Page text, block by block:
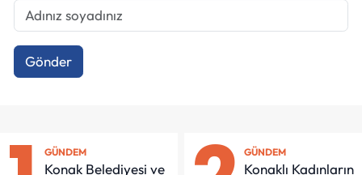
Gönder
GÜNDEM
Konak Belediyesi ve
GÜNDEM
Konaklı Kadınların